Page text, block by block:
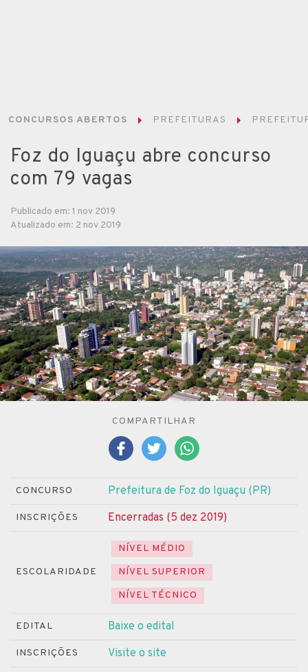
CONCURSOS ABERTOS PREFEITURAS
Foz do Iguaçu abre concurso
com 79 vagas
Publicado em: 1 nov 2019
Atualizado em: 2 nov 2019
COMPARTILHAR
CONCURSO Prefeitura de Foz do Iguaçu (PR)
INSCRIÇÕES Encerradas (5 dez 2019)
ESCOLARIDADE
NÍVEL MÉDIO
NÍVEL SUPERIOR
NÍVEL TÉCNICO
EDITAL Baixe o edital
INSCRIÇÕES Visite o site